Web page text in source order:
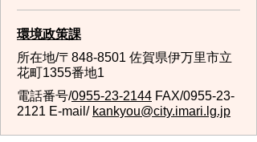
環境政策課
所在地/〒848-8501 佐賀県伊万里市立
花町1355番地1
電話番号/0955-23-2144 FAX/0955-23-
2121 E-mail/ kankyou@city.imari.lg.jp